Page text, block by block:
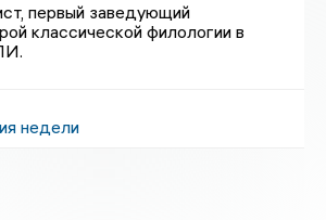
первый заведующий
классической филологии в
недели